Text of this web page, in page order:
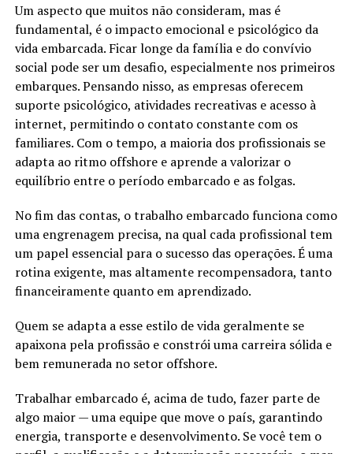
Um aspecto que muitos não consideram, mas é
fundamental, é o impacto emocional e psicológico da
vida embarcada. Ficar longe da família e do convívio
social pode ser um desafio, especialmente nos primeiros
embarques. Pensando nisso, as empresas oferecem
suporte psicológico, atividades recreativas e acesso à
internet, permitindo o contato constante com os
familiares. Com o tempo, a maioria dos profissionais se
adapta ao ritmo offshore e aprende a valorizar o
equilíbrio entre o período embarcado e as folgas.
No fim das contas, o trabalho embarcado funciona como
uma engrenagem precisa, na qual cada profissional tem
um papel essencial para o sucesso das operações. É uma
rotina exigente, mas altamente recompensadora, tanto
financeiramente quanto em aprendizado.
Quem se adapta a esse estilo de vida geralmente se
apaixona pela profissão e constrói uma carreira sólida e
bem remunerada no setor offshore.
Trabalhar embarcado é, acima de tudo, fazer parte de
algo maior — uma equipe que move o país, garantindo
energia, transporte e desenvolvimento. Se você tem o